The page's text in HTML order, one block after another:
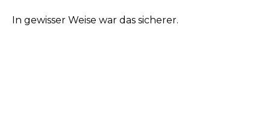
In gewisser Weise war das sicherer.